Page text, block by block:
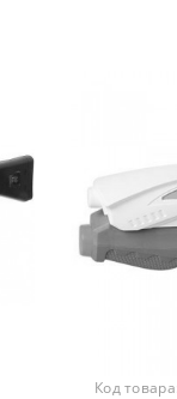
Пластик
Код товара: